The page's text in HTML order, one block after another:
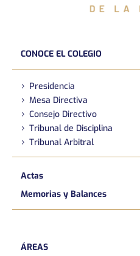
CONOCE EL COLEGIO
Presidencia
Mesa Directiva
Consejo Directivo
Tribunal de Disciplina
Tribunal Arbitral
Actas
Memorias y Balances
ÁREAS